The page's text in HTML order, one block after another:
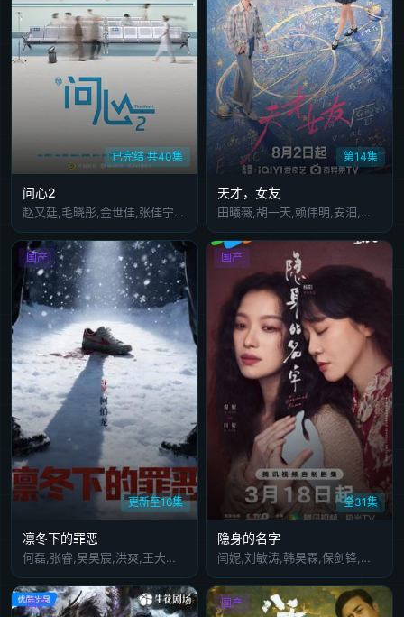
已完结 共40集
问心2
赵又廷,毛晓彤,金世佳,张佳宁,陈冲,黄觉,合诗雨,王川,孙浠伦,扈耀之,苑冉,牟湘盈
第14集
天才，女友
田曦薇,胡一天,赖伟明,安沺,夏浩然,厉嘉琪,孙梦秋,李佑川,邬家楷
国产
更新至16集
凛冬下的罪恶
何磊,张睿,吴昊宸,洪爽,王大奇,嘉泽,孙之鸿,肖涵,左腾云,刘伟峰,王心嫚,窦新豪,苏宥辰,李繁,刘亭希,刘朔豪,洪冰瑶,刘佳萌,李蒲赫,徐章
国产
全31集
隐身的名字
闫妮,刘敏涛,韩昊霖,保剑锋,倪妮,王圣迪,李晓川,董洁,刘雅瑟,杨一威,余梦寒,姜超,周游,张隽溢,屈菁菁,侯岩松,宿宇杰,李圣佳,张翔,管云鹏,沈琳珺,刘珂君,郑昊森,娜一
国产 国产